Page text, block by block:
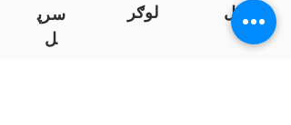
سرپ
ل
لوګر زابل